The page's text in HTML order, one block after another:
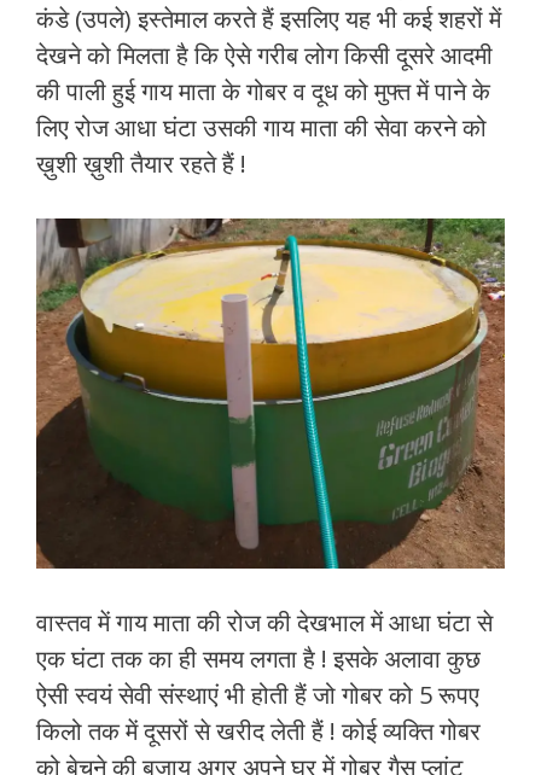
कंडे (उपले) इस्तेमाल करते हैं इसलिए यह भी कई शहरों में
देखने को मिलता है कि ऐसे गरीब लोग किसी दूसरे आदमी
की पाली हुई गाय माता के गोबर व दूध को मुफ्त में पाने के
लिए रोज आधा घंटा उसकी गाय माता की सेवा करने को
ख़ुशी ख़ुशी तैयार रहते हैं !
वास्तव में गाय माता की रोज की देखभाल में आधा घंटा से
एक घंटा तक का ही समय लगता है ! इसके अलावा कुछ
ऐसी स्वयं सेवी संस्थाएं भी होती हैं जो गोबर को 5 रूपए
किलो तक में दूसरों से खरीद लेती हैं ! कोई व्यक्ति गोबर
को बेचने की बजाय अगर अपने घर में गोबर गैस प्लांट